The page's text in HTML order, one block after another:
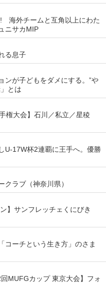
海外チームと互角以上にわた
ニサカMIP
る息子
ンが子どもをダメにする。”や
とは
権大会】石川／私立／星稜
U-17W杯2連覇に王手へ。優勝
クラブ（神奈川県）
】サンフレッチェくにびき
ーチという生き方」のさま
MUFGカップ 東京大会】フォ